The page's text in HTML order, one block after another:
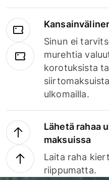
Sinun ei
murehtia
korotuksista
ulkomailla.
Lähetä rahaa
maksuissa
Laita raha
riippumatta.